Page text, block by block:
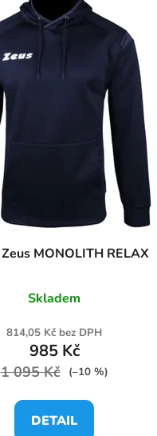
MONOLITH RELAX
Skladem
814,05 Kč bez DPH
985 Kč
1 095 Kč (–10 %)
DETAIL